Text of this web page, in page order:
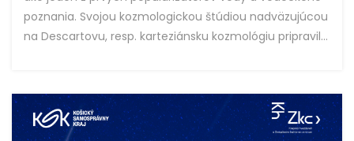
poznania. Svojou kozmologickou štúdiou nadväzujúcou
na Descartovu, resp. karteziánsku kozmológiu pripravil...